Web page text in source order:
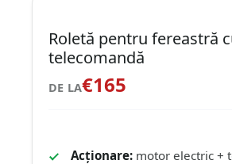
Roletă pentru fereastră
telecomandă
DE LA€165
Acționare: motor electric +